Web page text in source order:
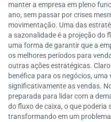
manter a empresa em pleno
ano, sem passar por crises
movimentação. Uma das
a sazonalidade é a projeção do
uma forma de garantir que a
os melhores períodos para
outras ações estratégicas.
benéfica para os negócios,
significativamente as vendas.
preparada para lidar com a
do fluxo de caixa, o que poderia
transformando em um